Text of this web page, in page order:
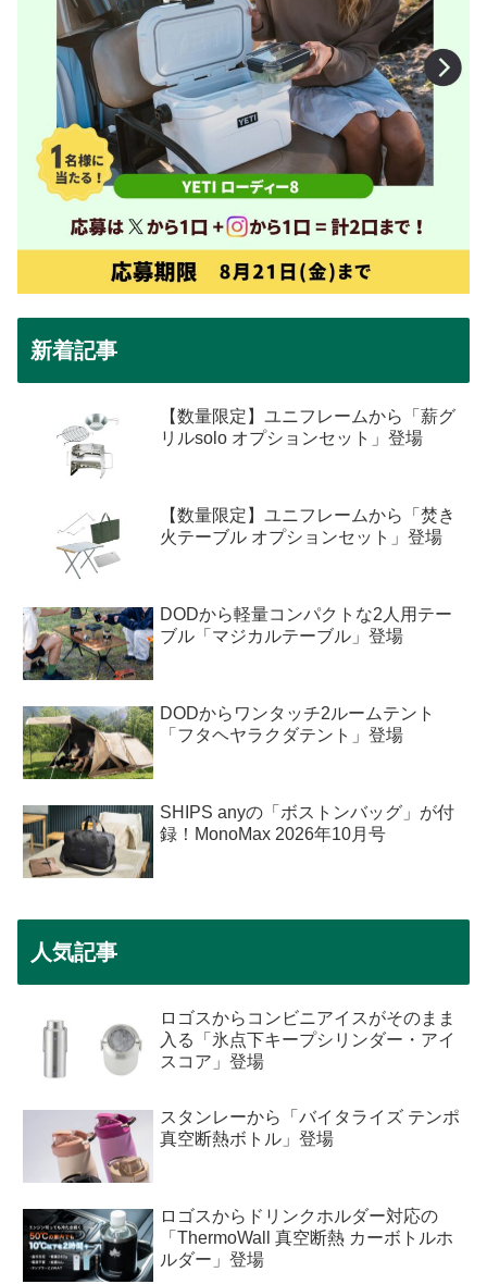
新着記事
【数量限定】ユニフレームから「薪グ
リルsolo オプションセット」登場
【数量限定】ユニフレームから「焚き
火テーブル オプションセット」登場
DODから軽量コンパクトな2人用テー
ブル「マジカルテーブル」登場
DODからワンタッチ2ルームテント
「フタヘヤラクダテント」登場
SHIPS anyの「ボストンバッグ」が付
録！MonoMax 2026年10月号
人気記事
ロゴスからコンビニアイスがそのまま
入る「氷点下キープシリンダー・アイ
スコア」登場
スタンレーから「バイタライズ テンポ
真空断熱ボトル」登場
ロゴスからドリンクホルダー対応の
「ThermoWall 真空断熱 カーボトルホ
ルダー」登場